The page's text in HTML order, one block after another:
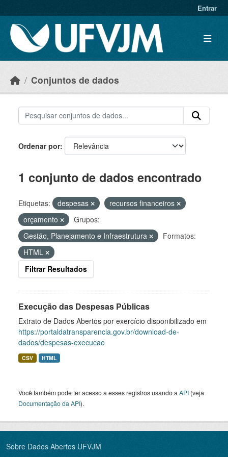
Entrar
Conjuntos de dados
Ordenar por
1 conjunto de dados encontrado
Etiquetas: despesas
recursos financeiros
orçamento
Grupos:
Gestão, Planejamento e Infraestrutura
Formatos:
HTML
Filtrar Resultados
Execução das Despesas Públicas
Extrato de Dados Abertos por exercício disponibilizado em
https://portaldatransparencia.gov.br/download-de-
dados/despesas-execucao
CSV HTML
Você também pode ter acesso a esses registros usando a API (veja
Documentação da API).
Sobre Dados Abertos UFVJM